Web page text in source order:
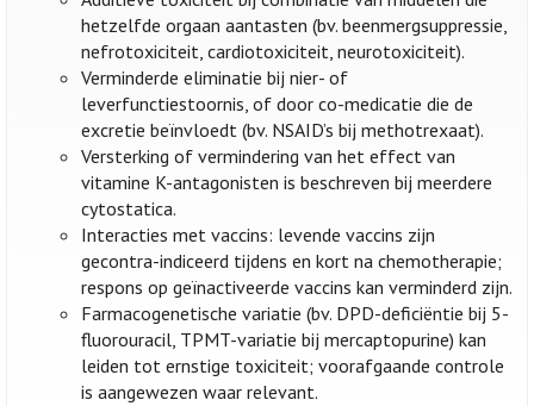
hetzelfde orgaan aantasten (bv. beenmergsuppressie,
nefrotoxiciteit, cardiotoxiciteit, neurotoxiciteit).
Verminderde eliminatie bij nier- of
leverfunctiestoornis, of door co-medicatie die de
excretie beïnvloedt (bv. NSAID’s bij methotrexaat).
Versterking of vermindering van het effect van
vitamine K-antagonisten is beschreven bij meerdere
cytostatica.
Interacties met vaccins: levende vaccins zijn
gecontra-indiceerd tijdens en kort na chemotherapie;
respons op geïnactiveerde vaccins kan verminderd zijn.
Farmacogenetische variatie (bv. DPD-deficiëntie bij 5-
fluorouracil, TPMT-variatie bij mercaptopurine) kan
leiden tot ernstige toxiciteit; voorafgaande controle
is aangewezen waar relevant.